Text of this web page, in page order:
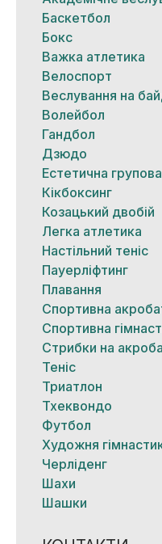
Баскетбол
Бокс
Важка атлетика
Велоспорт
Веслування на
Волейбол
Гандбол
Дзюдо
Естетична
Кікбоксинг
Козацький двобій
Легка атлетика
Настільний теніс
Пауерліфтинг
Плавання
Спортивна
Спортивна
Стрибки на
Теніс
Триатлон
Тхеквондо
Футбол
Художня
Черліденг
Шахи
Шашки